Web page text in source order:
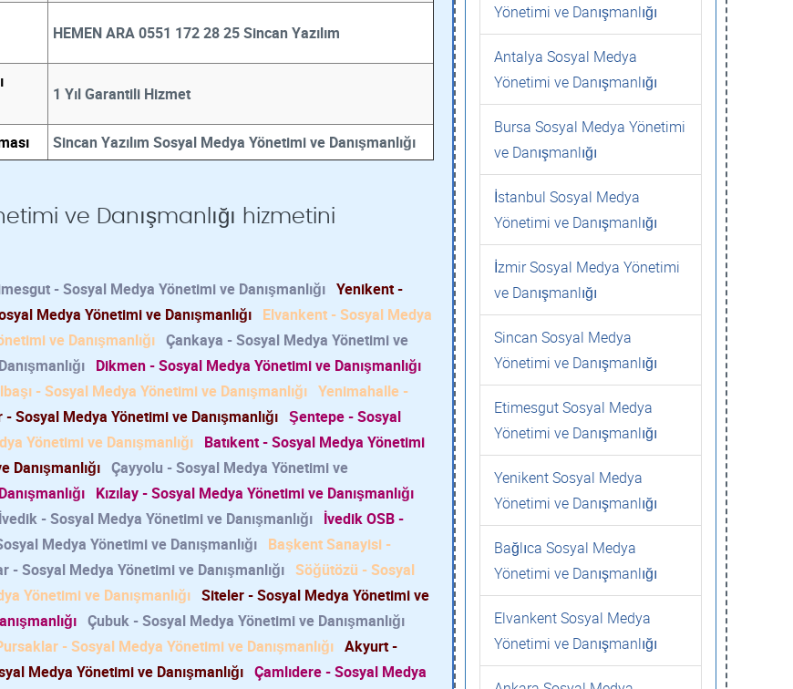
HEMEN ARA 0551 172 28 25 Sincan Yazılım
1 Yıl Garantili Hizmet
Sincan Yazılım Sosyal Medya Yönetimi ve Danışmanlığı
ve Danışmanlığı hizmetini
- Sosyal Medya Yönetimi ve Danışmanlığı Yenikent -
Medya Yönetimi ve Danışmanlığı Elvankent - Sosyal Medya
ve Danışmanlığı Çankaya - Sosyal Medya Yönetimi ve
Dikmen - Sosyal Medya Yönetimi ve Danışmanlığı
- Sosyal Medya Yönetimi ve Danışmanlığı Yenimahalle -
Sosyal Medya Yönetimi ve Danışmanlığı Şentepe - Sosyal
Yönetimi ve Danışmanlığı Batıkent - Sosyal Medya Yönetimi
Çayyolu - Sosyal Medya Yönetimi ve
Kızılay - Sosyal Medya Yönetimi ve Danışmanlığı
İvedik - Sosyal Medya Yönetimi ve Danışmanlığı İvedik OSB -
Medya Yönetimi ve Danışmanlığı Başkent Sanayisi -
- Sosyal Medya Yönetimi ve Danışmanlığı Söğütözü - Sosyal
Yönetimi ve Danışmanlığı Siteler - Sosyal Medya Yönetimi ve
Çubuk - Sosyal Medya Yönetimi ve Danışmanlığı
- Sosyal Medya Yönetimi ve Danışmanlığı Akyurt -
Medya Yönetimi ve Danışmanlığı Çamlıdere - Sosyal Medya
Yönetimi ve Danışmanlığı
Antalya Sosyal Medya
Yönetimi ve Danışmanlığı
Bursa Sosyal Medya Yönetimi
ve Danışmanlığı
İstanbul Sosyal Medya
Yönetimi ve Danışmanlığı
İzmir Sosyal Medya Yönetimi
ve Danışmanlığı
Sincan Sosyal Medya
Yönetimi ve Danışmanlığı
Etimesgut Sosyal Medya
Yönetimi ve Danışmanlığı
Yenikent Sosyal Medya
Yönetimi ve Danışmanlığı
Bağlıca Sosyal Medya
Yönetimi ve Danışmanlığı
Elvankent Sosyal Medya
Yönetimi ve Danışmanlığı